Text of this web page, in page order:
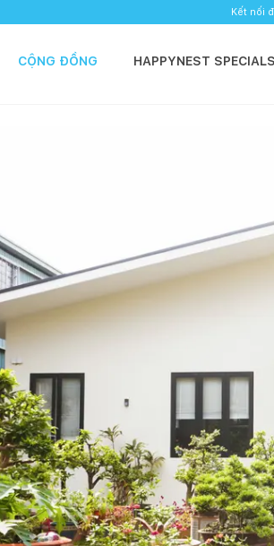
Kết nối
CỘNG ĐỒNG HAPPYNEST SPECIALS